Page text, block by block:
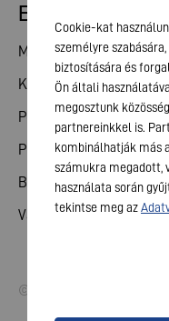
Befektetői
Megosztás
Közgyűlés
Pénzügyi naptár
Publikációk
Befektetői kapcsolat
Vállalatirányítás
© 2026 VARTA AG.
Cookie-kat
személyre
biztosítására és
Ön általi
megosztunk
partnereinkkel is.
kombinálhatják más
számukra megadott,
használata során
tekintse meg az